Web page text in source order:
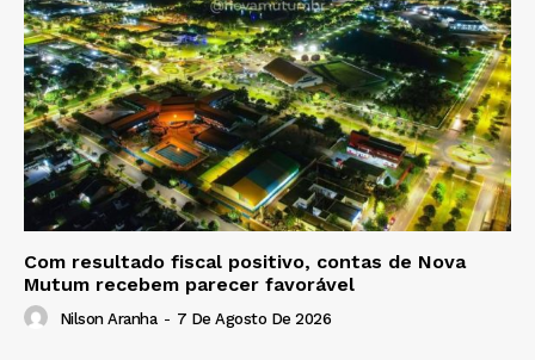
Com resultado fiscal positivo, contas de Nova
Mutum recebem parecer favorável
Nilson Aranha - 7 De Agosto De 2026